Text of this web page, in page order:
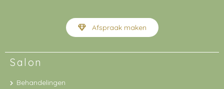
Afspraak maken
Salon
Behandelingen